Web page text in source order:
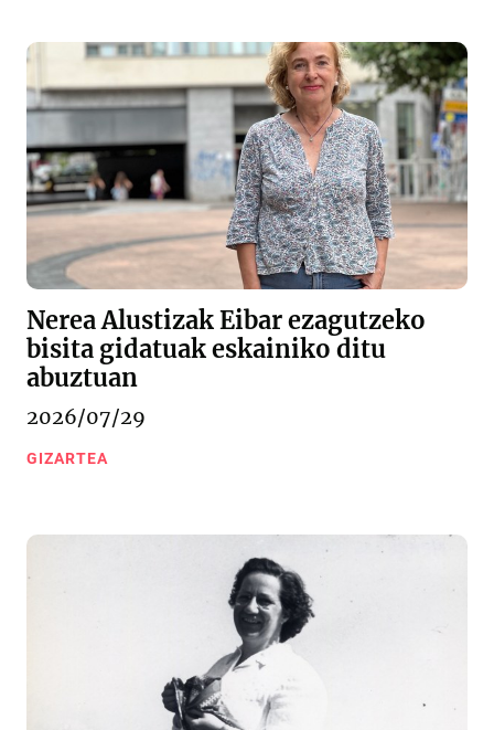
Nerea Alustizak Eibar ezagutzeko
bisita gidatuak eskainiko ditu
abuztuan
2026/07/29
GIZARTEA